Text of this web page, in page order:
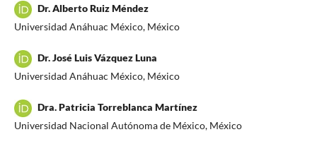
Dr. Alberto Ruiz Méndez
Universidad Anáhuac México, México
Dr. José Luis Vázquez Luna
Universidad Anáhuac México, México
Dra. Patricia Torreblanca Martínez
Universidad Nacional Autónoma de México, México